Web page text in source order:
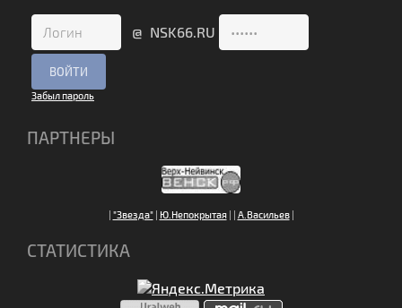
@ NSK66.RU
Забыл пароль
ПАРТНЕРЫ
| "Звезда"| Ю.Непокрытая| | А.Васильев|
СТАТИСТИКА